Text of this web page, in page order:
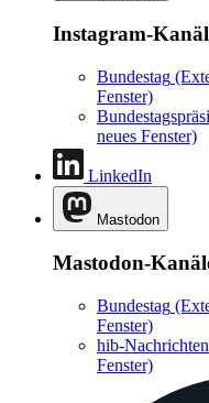
Instagram-
Bundestag
Fenster)
neues Fenster)
LinkedIn
Mastodon
Mastodon-
Bundestag
Fenster)
hib-Nachrichten
Fenster)